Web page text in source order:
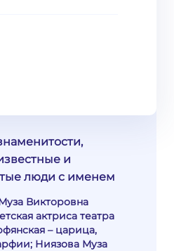
и
люди с именем
Викторовна
актриса театра
– царица,
Ниязова Муза